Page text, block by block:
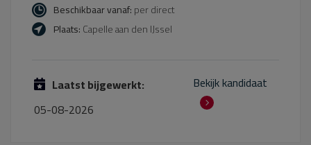
Beschikbaar vanaf:per direct
Plaats:Capelle aan den IJssel
Laatst bijgewerkt:
05-08-2026
Bekijk kandidaat